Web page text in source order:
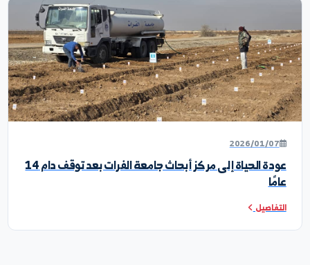
القاعة إلى الحقل: طلبة المحاصيل الحقلية في زيارة علمية
الأبحاث